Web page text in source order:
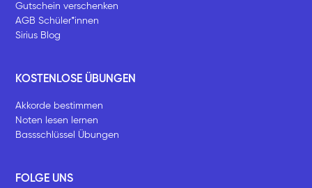
Gutschein verschenken
AGB Schüler*innen
Sirius Blog
KOSTENLOSE ÜBUNGEN
Akkorde bestimmen
Noten lesen lernen
Bassschlüssel Übungen
FOLGE UNS